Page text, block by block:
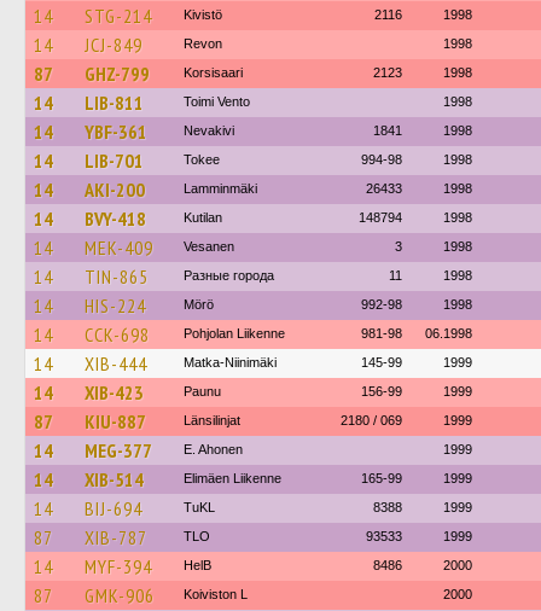
14 STG-214 Kivistö 2116 1998
14 JCJ-849 Revon 1998
87 GHZ-799 Korsisaari 2123 1998
14 LIB-811 Toimi Vento 1998
14 YBF-361 Nevakivi 1841 1998
14 LIB-701 Tokee 994-98 1998
14 AKI-200 Lamminmäki 26433 1998
14 BVY-418 Kutilan 148794 1998
14 MEK-409 Vesanen 3 1998
14 TIN-865 Разные города 11 1998
14 HIS-224 Mörö 992-98 1998
14 CCK-698 Pohjolan Liikenne 981-98 06.1998
14 XIB-444 Matka-Niinimäki 145-99 1999
14 XIB-423 Paunu 156-99 1999
87 KIU-887 Länsilinjat 2180 / 069 1999
14 MEG-377 E. Ahonen 1999
14 XIB-514 Elimäen Liikenne 165-99 1999
14 BIJ-694 TuKL 8388 1999
87 XIB-787 TLO 93533 1999
14 MYF-394 HelB 8486 2000
87 GMK-906 Koiviston L 2000